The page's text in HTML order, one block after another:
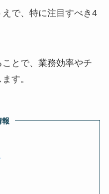
で、特に注目すべき4
とで、業務効率やチ
す。
報